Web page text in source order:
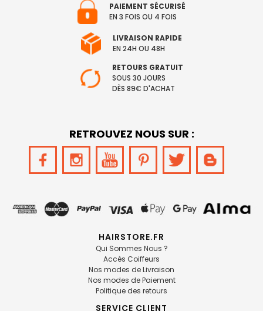
PAIEMENT SÉCURISÉ
EN 3 FOIS OU 4 FOIS
LIVRAISON RAPIDE
EN 24H OU 48H
RETOURS GRATUIT
SOUS 30 JOURS
DÈS 89€ D'ACHAT
RETROUVEZ NOUS SUR :
HAIRSTORE.FR
Qui Sommes Nous ?
Accès Coiffeurs
Nos modes de Livraison
Nos modes de Paiement
Politique des retours
SERVICE CLIENT